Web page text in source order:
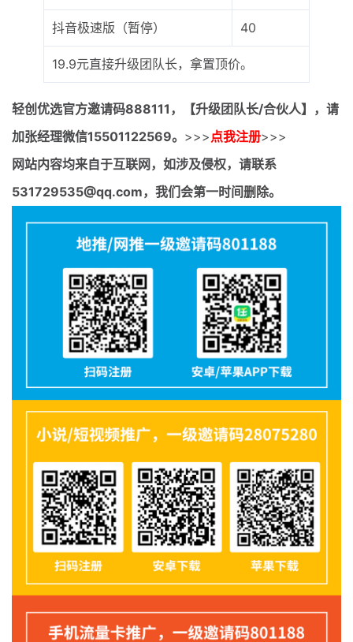
抖音极速版（暂停） 40
19.9元直接升级团队长，拿置顶价。
轻创优选官方邀请码888111，【升级团队长/合伙人】，请
加张经理微信15501122569。 >>> 点我注册>>>
网站内容均来自于互联网，如涉及侵权，请联系
531729535@qq.com，我们会第一时间删除。